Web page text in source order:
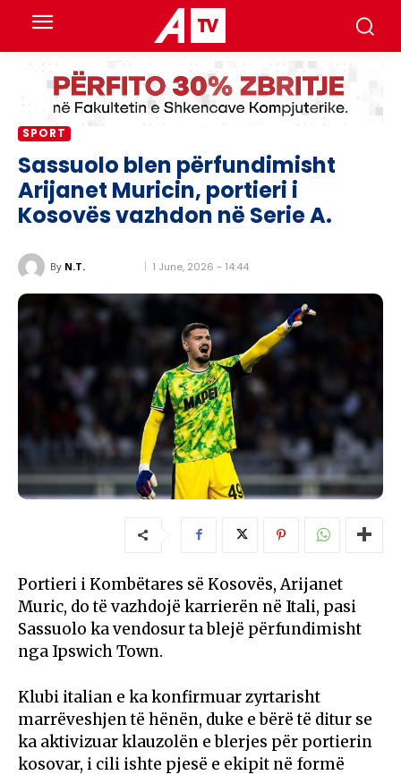
SPORT
Sassuolo blen përfundimisht
Arijanet Muricin, portieri i
Kosovës vazhdon në Serie A.
By N.T. 1 June, 2026 - 14:44
Portieri i Kombëtares së Kosovës, Arijanet
Muric, do të vazhdojë karrierën në Itali, pasi
Sassuolo ka vendosur ta blejë përfundimisht
nga Ipswich Town.
Klubi italian e ka konfirmuar zyrtarisht
marrëveshjen të hënën, duke e bërë të ditur se
ka aktivizuar klauzolën e blerjes për portierin
kosovar, i cili ishte pjesë e ekipit në formë